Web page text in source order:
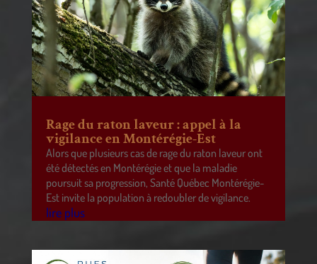
Rage du raton laveur : appel à la
vigilance en Montérégie-Est
Alors que plusieurs cas de rage du raton laveur ont
été détectés en Montérégie et que la maladie
poursuit sa progression, Santé Québec Montérégie-
Est invite la population à redoubler de vigilance.
lire plus